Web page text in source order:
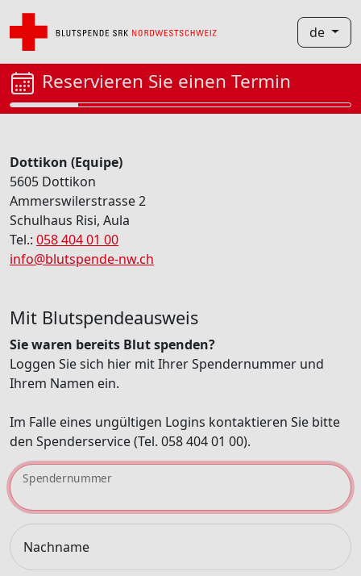
de
Reservieren Sie einen Termin
Dottikon (Equipe)
5605 Dottikon
Ammerswilerstrasse 2
Schulhaus Risi, Aula
Tel.: 058 404 01 00
info@blutspende-nw.ch
Mit Blutspendeausweis
Sie waren bereits Blut spenden?
Loggen Sie sich hier mit Ihrer Spendernummer und
Ihrem Namen ein.
Im Falle eines ungültigen Logins kontaktieren Sie bitte
den Spenderservice (Tel. 058 404 01 00).
Spendernummer
Nachname